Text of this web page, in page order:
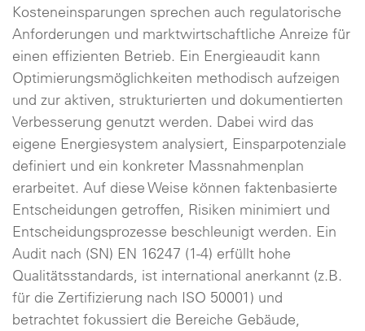
Kosteneinsparungen sprechen auch regulatorische
Anforderungen und marktwirtschaftliche Anreize für
einen effizienten Betrieb. Ein Energieaudit kann
Optimierungsmöglichkeiten methodisch aufzeigen
und zur aktiven, strukturierten und dokumentierten
Verbesserung genutzt werden. Dabei wird das
eigene Energiesystem analysiert, Einsparpotenziale
definiert und ein konkreter Massnahmenplan
erarbeitet. Auf diese Weise können faktenbasierte
Entscheidungen getroffen, Risiken minimiert und
Entscheidungsprozesse beschleunigt werden. Ein
Audit nach (SN) EN 16247 (1-4) erfüllt hohe
Qualitätsstandards, ist international anerkannt (z.B.
für die Zertifizierung nach ISO 50001) und
betrachtet fokussiert die Bereiche Gebäude,